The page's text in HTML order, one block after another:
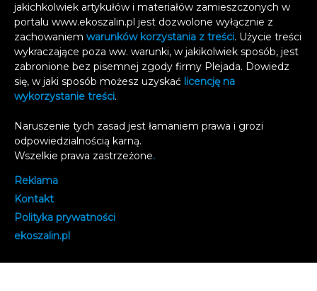
jakichkolwiek artykułów i materiałów zamieszczonych w
portalu www.ekoszalin.pl jest dozwolone wyłącznie z
zachowaniem warunków korzystania z treści. Użycie treści
wykraczające poza ww. warunki, w jakikolwiek sposób, jest
zabronione bez pisemnej zgody firmy Plejada. Dowiedz
się, w jaki sposób możesz uzyskać licencję na
wykorzystanie treści.
Naruszenie tych zasad jest łamaniem prawa i grozi
odpowiedzialnością karną.
Wszelkie prawa zastrzeżone.
Reklama
Kontakt
Polityka prywatności
ekoszalin.pl